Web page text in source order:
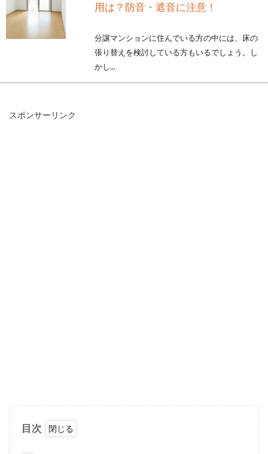
用は？防音・遮音に注意！
分譲マンションに住んでいる方の中には、床の
張り替えを検討している方もいるでしょう。し
かし...
が！網戸等の値段はいくら
スポンサーリンク
目次